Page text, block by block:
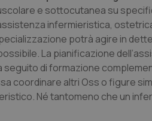
e sottocutanea su
infermieristica,
potrà agire in
La pianificazione
di formazione
coordinare altri Oss o figure
Né tantomeno che un